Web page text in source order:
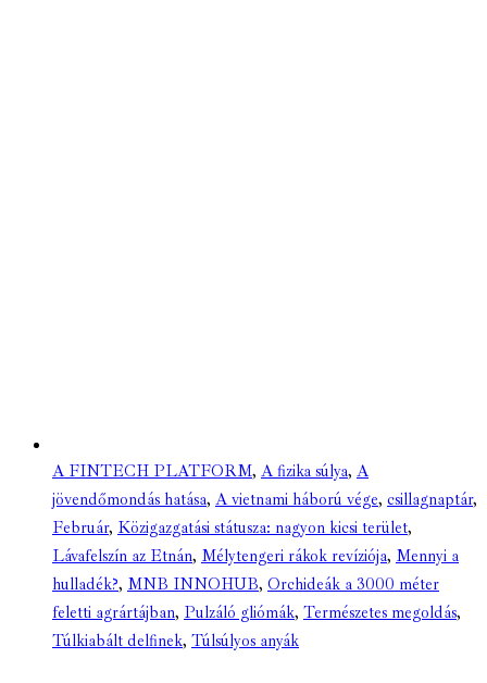
A FINTECH PLATFORM, A fizika súlya, A
jövendőmondás hatása, A vietnami háború vége, csillagnaptár,
Február, Közigazgatási státusza: nagyon kicsi terület,
Lávafelszín az Etnán, Mélytengeri rákok revíziója, Mennyi a
hulladék?, MNB INNOHUB, Orchideák a 3000 méter
feletti agrártájban, Pulzáló gliómák, Természetes megoldás,
Túlkiabált delfinek, Túlsúlyos anyák